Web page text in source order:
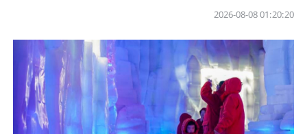
01:20:20 2026-08-08